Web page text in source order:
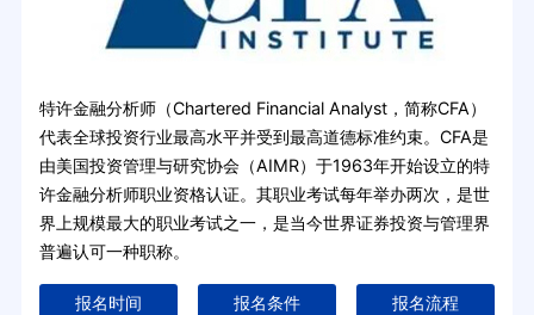
特许金融分析师（Chartered Financial Analyst，简称CFA）
代表全球投资行业最高水平并受到最高道德标准约束。CFA是
由美国投资管理与研究协会（AIMR）于1963年开始设立的特
许金融分析师职业资格认证。其职业考试每年举办两次，是世
界上规模最大的职业考试之一，是当今世界证券投资与管理界
普遍认可一种职称。
报名时间 报名条件 报名流程